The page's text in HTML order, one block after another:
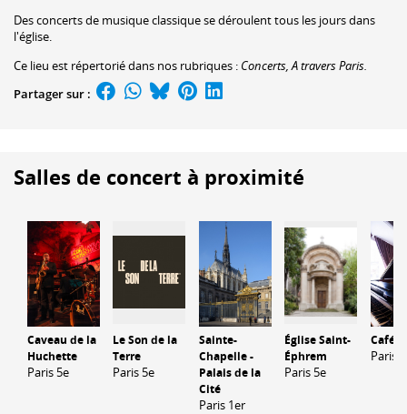
Des concerts de musique classique se déroulent tous les jours dans
l'église.
Ce lieu est répertorié dans nos rubriques : Concerts, A travers Paris.
Partager sur :
Salles de concert à proximité
Caveau de la
Huchette
Paris 5e
Le Son de la
Terre
Paris 5e
Sainte-
Chapelle -
Palais de la
Cité
Paris 1er
Église Saint-
Éphrem
Paris 5e
Café
Paris